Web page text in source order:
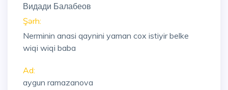
Видади Балабеов
Şərh:
Nerminin anasi qaynini yaman cox istiyir belke
wiqi wiqi baba
Ad:
aygun ramazanova